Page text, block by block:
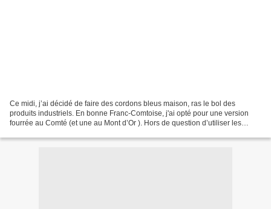
Ce midi, j’ai décidé de faire des cordons bleus maison, ras le bol des
produits industriels. En bonne Franc-Comtoise, j'ai opté pour une version
fourrée au Comté (et une au Mont d’Or ). Hors de question d’utiliser les